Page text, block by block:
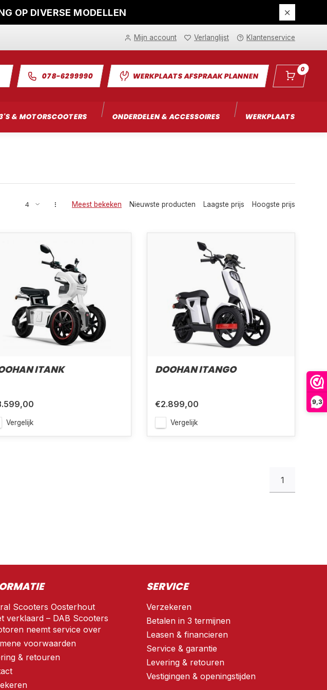
9,3
OP DIVERSE MODELLEN
Mijn account Verlanglijst Klantenservice
078-6299990 WERKPLAATS AFSPRAAK PLANNEN
0
& MOTORSCOOTERS ONDERDELEN & ACCESSOIRES WERKPLAATS
Meest bekeken Nieuwste producten Laagste prijs Hoogste prijs
ITANK
Vergelijk
DOOHAN ITANGO
€2.899,00
Vergelijk
1
Scooters Oosterhout
verklaard – DAB Scooters
neemt service over
voorwaarden
& retouren
SERVICE
Verzekeren
Betalen in 3 termijnen
Leasen & financieren
Service & garantie
Levering & retouren
Vestigingen & openingstijden